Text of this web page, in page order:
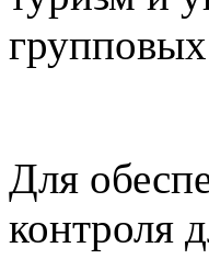
Для
контроля